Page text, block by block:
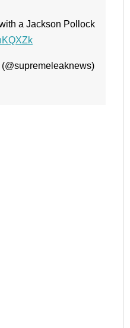
a Jackson Pollock